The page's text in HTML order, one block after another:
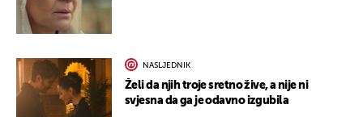
NASLJEDNIK
Želi da njih troje sretno žive, a nije ni
svjesna da ga je odavno izgubila